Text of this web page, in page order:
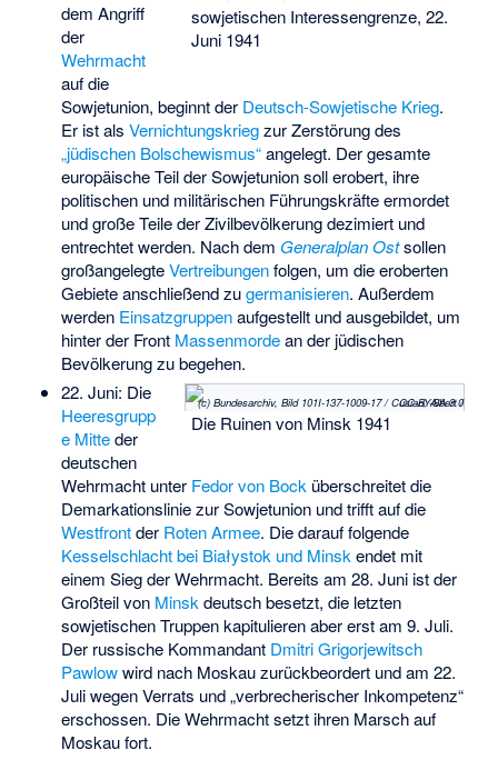
sowjetischen Interessengrenze, 22.
Juni 1941
dem Angriff
der
Wehrmacht
auf die
Sowjetunion, beginnt der Deutsch-Sowjetische Krieg.
Er ist als Vernichtungskriegzur Zerstörung des
„jüdischen Bolschewismus“angelegt. Der gesamte
europäische Teil der Sowjetunion soll erobert, ihre
politischen und militärischen Führungskräfte ermordet
und große Teile der Zivilbevölkerung dezimiert und
entrechtet werden. Nach dem Generalplan Ostsollen
großangelegteVertreibungenfolgen, um die eroberten
Gebiete anschließend zugermanisieren. Außerdem
werden Einsatzgruppenaufgestellt und ausgebildet, um
hinter der Front Massenmordean der jüdischen
Bevölkerung zu begehen.
(c) Bundesarchiv, Bild 101I-137-1009-17 / Cusian, Albert / CC-BY-SA 3.0
Die Ruinen von Minsk 1941
22. Juni: Die
Heeresgrupp
e Mitteder
deutschen
Wehrmacht unter Fedor von Bock überschreitet die
Demarkationslinie zur Sowjetunion und trifft auf die
Westfrontder Roten Armee. Die darauf folgende
Kesselschlacht bei Białystok und Minsk endet mit
einem Sieg der Wehrmacht. Bereits am 28. Juni ist der
Großteil von Minsk deutsch besetzt, die letzten
sowjetischen Truppen kapitulieren aber erst am 9. Juli.
Der russische Kommandant Dmitri Grigorjewitsch
Pawlowwird nach Moskau zurückbeordert und am 22.
Juli wegen Verrats und „verbrecherischer Inkompetenz“
erschossen. Die Wehrmacht setzt ihren Marsch auf
Moskau fort.